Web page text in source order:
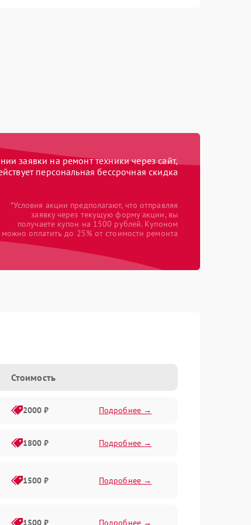
заявки на ремонт техники через сайт,
персональная бессрочная скидка
*Условия акции предполагают, что отправляя
заявку через текущую форму акции, вы
получаете купон на 1500 рублей. Купоном
можно оплатить до 25% от стоимости ремонта
Стоимость
2000 ₽ Подробнее →
1800 ₽ Подробнее →
1500 ₽ Подробнее →
1500 ₽ Подробнее →